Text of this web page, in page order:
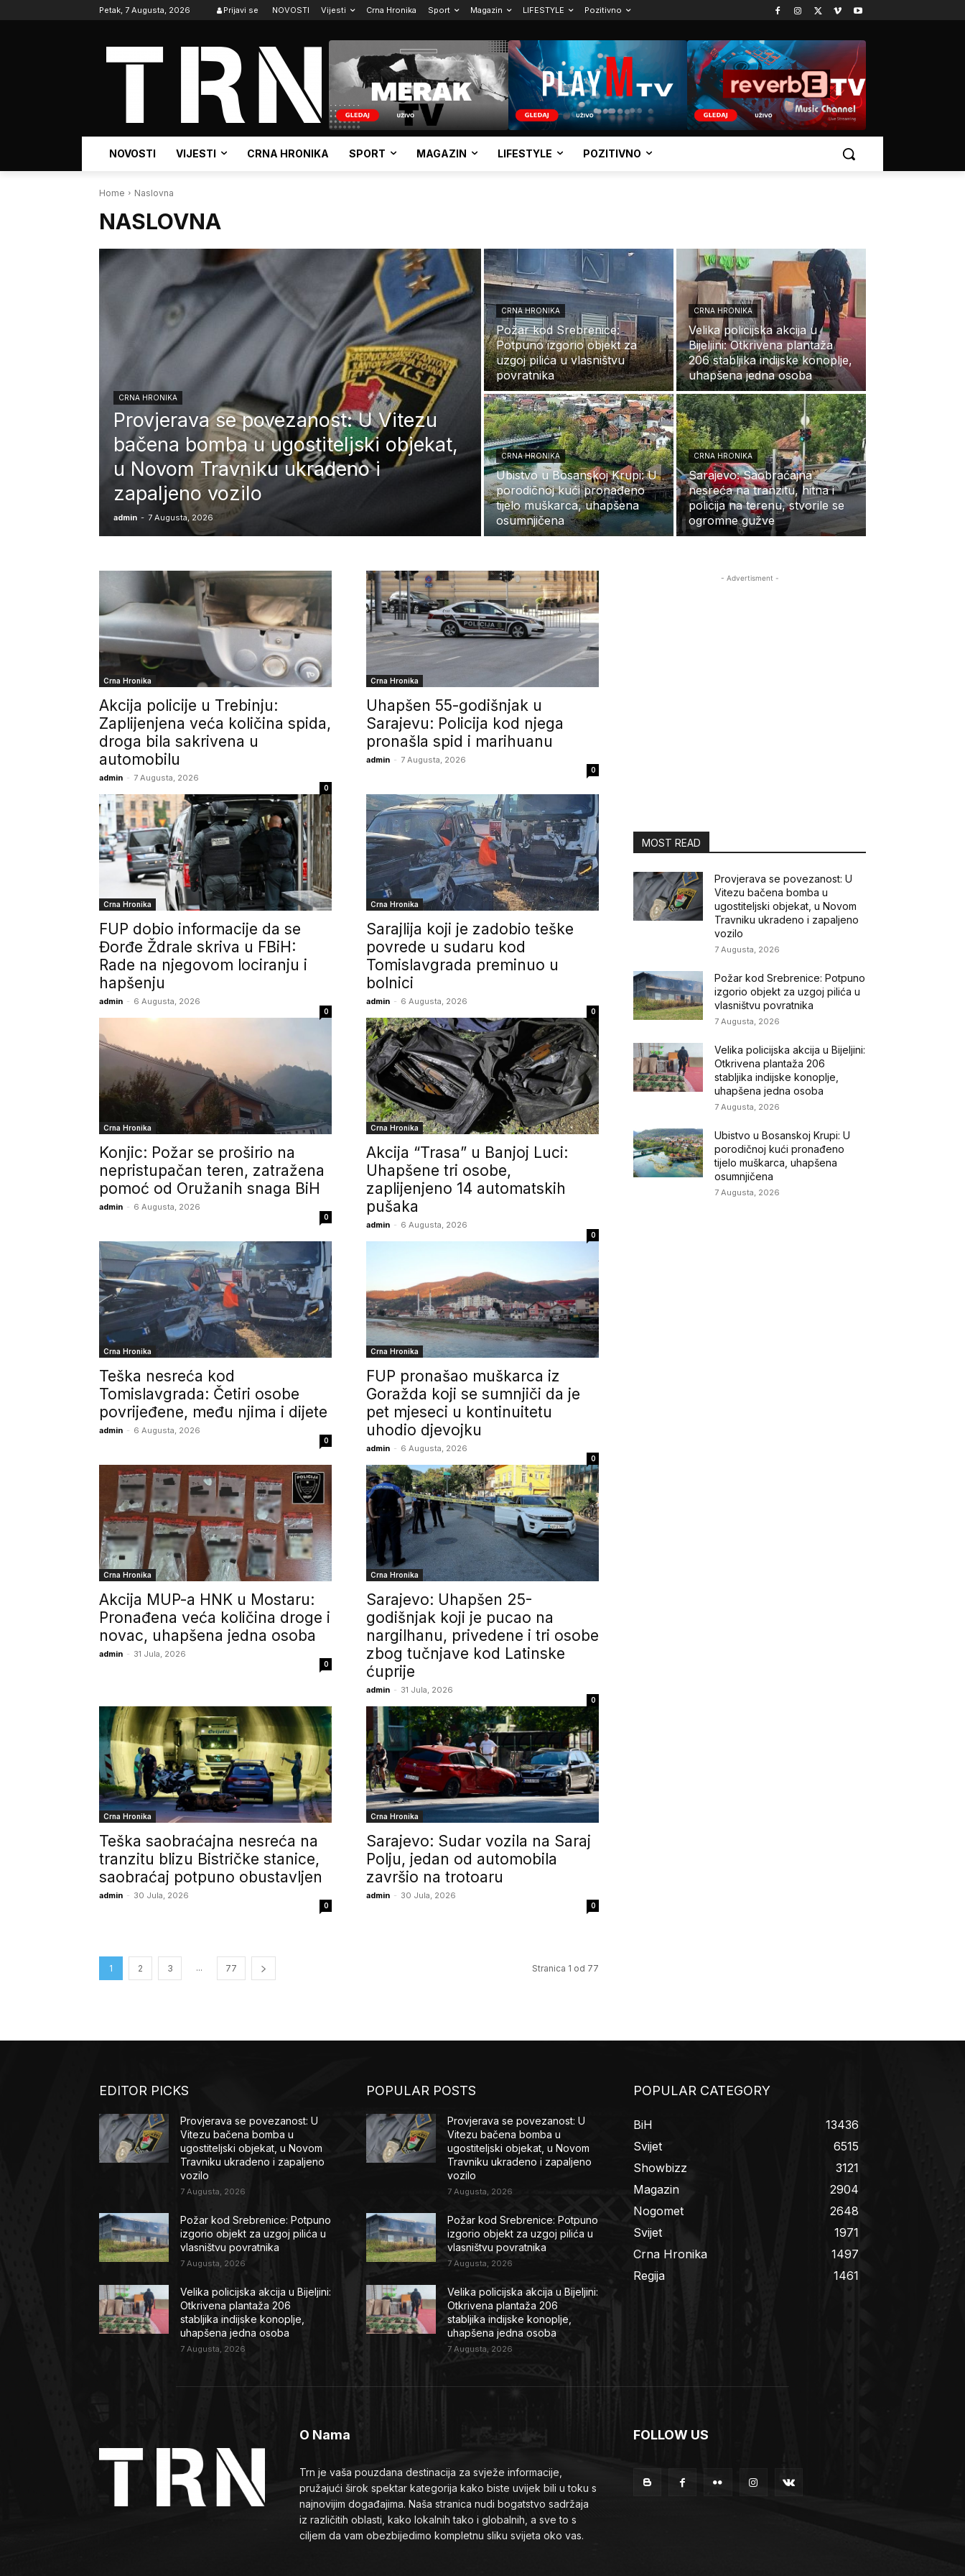
Petak, 7 Augusta, 2026 Prijavi se NOVOSTI Vijesti Crna Hronika Sport Magazin LIFESTYLE Pozitivno
NOVOSTI VIJESTI CRNA HRONIKA SPORT MAGAZIN LIFESTYLE POZITIVNO
Home Naslovna
NASLOVNA
CRNA HRONIKA
Provjerava se povezanost: U Vitezu
bačena bomba u ugostiteljski objekat,
u Novom Travniku ukradeno i
zapaljeno vozilo
admin - 7 Augusta, 2026
CRNA HRONIKA
Požar kod Srebrenice:
Potpuno izgorio objekt za
uzgoj pilića u vlasništvu
povratnika
CRNA HRONIKA
Velika policijska akcija u
Bijeljini: Otkrivena plantaža
206 stabljika indijske konoplje,
uhapšena jedna osoba
CRNA HRONIKA
Ubistvo u Bosanskoj Krupi: U
porodičnoj kući pronađeno
tijelo muškarca, uhapšena
osumnjičena
CRNA HRONIKA
Sarajevo: Saobraćajna
nesreća na tranzitu, hitna i
policija na terenu, stvorile se
ogromne gužve
Crna Hronika
Akcija policije u Trebinju:
Zaplijenjena veća količina spida,
droga bila sakrivena u
automobilu
admin - 7 Augusta, 2026
0
Crna Hronika
Uhapšen 55-godišnjak u
Sarajevu: Policija kod njega
pronašla spid i marihuanu
admin - 7 Augusta, 2026
0
Crna Hronika
FUP dobio informacije da se
Đorđe Ždrale skriva u FBiH:
Rade na njegovom lociranju i
hapšenju
admin - 6 Augusta, 2026
0
Crna Hronika
Sarajlija koji je zadobio teške
povrede u sudaru kod
Tomislavgrada preminuo u
bolnici
admin - 6 Augusta, 2026
0
Crna Hronika
Konjic: Požar se proširio na
nepristupačan teren, zatražena
pomoć od Oružanih snaga BiH
admin - 6 Augusta, 2026
0
Crna Hronika
Akcija “Trasa” u Banjoj Luci:
Uhapšene tri osobe,
zaplijenjeno 14 automatskih
pušaka
admin - 6 Augusta, 2026
0
Crna Hronika
Teška nesreća kod
Tomislavgrada: Četiri osobe
povrijeđene, među njima i dijete
admin - 6 Augusta, 2026
0
Crna Hronika
FUP pronašao muškarca iz
Goražda koji se sumnjiči da je
pet mjeseci u kontinuitetu
uhodio djevojku
admin - 6 Augusta, 2026
0
Crna Hronika
Akcija MUP-a HNK u Mostaru:
Pronađena veća količina droge i
novac, uhapšena jedna osoba
admin - 31 Jula, 2026
0
Crna Hronika
Sarajevo: Uhapšen 25-
godišnjak koji je pucao na
nargilhanu, privedene i tri osobe
zbog tučnjave kod Latinske
ćuprije
admin - 31 Jula, 2026
0
Crna Hronika
Teška saobraćajna nesreća na
tranzitu blizu Bistričke stanice,
saobraćaj potpuno obustavljen
admin - 30 Jula, 2026
0
Crna Hronika
Sarajevo: Sudar vozila na Saraj
Polju, jedan od automobila
završio na trotoaru
admin - 30 Jula, 2026
0
1 2 3 ... 77 Stranica 1 od 77
- Advertisment -
MOST READ
Provjerava se povezanost: U
Vitezu bačena bomba u
ugostiteljski objekat, u Novom
Travniku ukradeno i zapaljeno
vozilo
7 Augusta, 2026
Požar kod Srebrenice: Potpuno
izgorio objekt za uzgoj pilića u
vlasništvu povratnika
7 Augusta, 2026
Velika policijska akcija u Bijeljini:
Otkrivena plantaža 206
stabljika indijske konoplje,
uhapšena jedna osoba
7 Augusta, 2026
Ubistvo u Bosanskoj Krupi: U
porodičnoj kući pronađeno
tijelo muškarca, uhapšena
osumnjičena
7 Augusta, 2026
EDITOR PICKS
Provjerava se povezanost: U
Vitezu bačena bomba u
ugostiteljski objekat, u Novom
Travniku ukradeno i zapaljeno
vozilo
7 Augusta, 2026
Požar kod Srebrenice: Potpuno
izgorio objekt za uzgoj pilića u
vlasništvu povratnika
7 Augusta, 2026
Velika policijska akcija u Bijeljini:
Otkrivena plantaža 206
stabljika indijske konoplje,
uhapšena jedna osoba
7 Augusta, 2026
POPULAR POSTS
Provjerava se povezanost: U
Vitezu bačena bomba u
ugostiteljski objekat, u Novom
Travniku ukradeno i zapaljeno
vozilo
7 Augusta, 2026
Požar kod Srebrenice: Potpuno
izgorio objekt za uzgoj pilića u
vlasništvu povratnika
7 Augusta, 2026
Velika policijska akcija u Bijeljini:
Otkrivena plantaža 206
stabljika indijske konoplje,
uhapšena jedna osoba
7 Augusta, 2026
POPULAR CATEGORY
BiH
13436
Svijet
6515
Showbizz
3121
Magazin
2904
Nogomet
2648
Svijet
1971
Crna Hronika
1497
Regija
1461
O Nama
Trn je vaša pouzdana destinacija za svježe informacije,
pružajući širok spektar kategorija kako biste uvijek bili u toku s
najnovijim događajima. Naša stranica nudi bogatstvo sadržaja
iz različitih oblasti, kako lokalnih tako i globalnih, a sve to s
ciljem da vam obezbijedimo kompletnu sliku svijeta oko vas.
FOLLOW US